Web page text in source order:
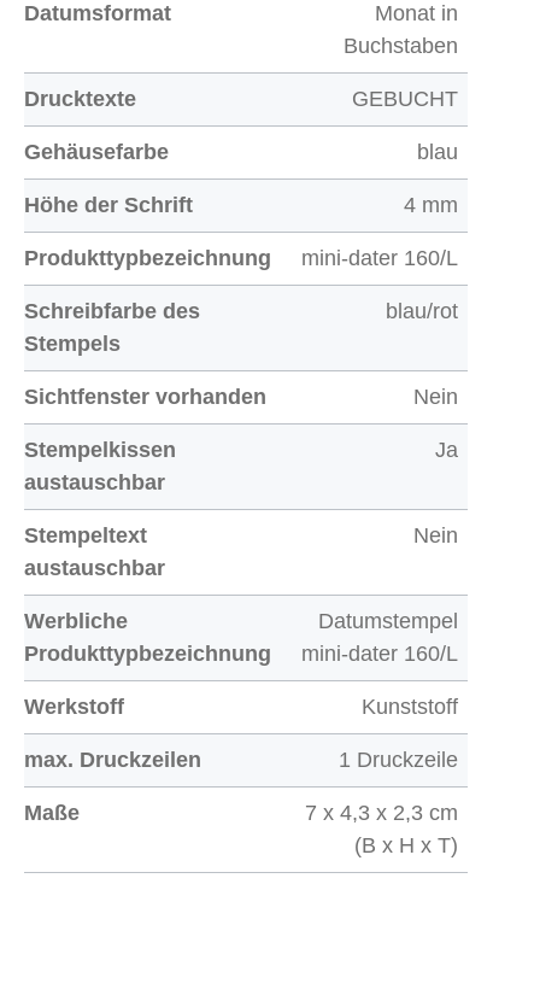
Datumsformat
Monat in
Buchstaben
Drucktexte GEBUCHT
Gehäusefarbe blau
Höhe der Schrift 4 mm
Produkttypbezeichnung mini-dater 160/L
Schreibfarbe des
Stempels
blau/rot
Sichtfenster vorhanden Nein
Stempelkissen
austauschbar
Ja
Stempeltext
austauschbar
Nein
Werbliche
Produkttypbezeichnung
Datumstempel
mini-dater 160/L
Werkstoff Kunststoff
max. Druckzeilen 1 Druckzeile
Maße
7 x 4,3 x 2,3 cm
(B x H x T)